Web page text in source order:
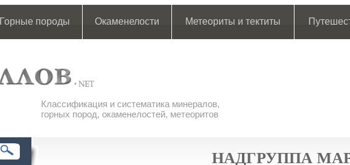
Горные породы Окаменелости Метеориты и тектиты
Классификация и систематика минералов,
горных пород, окаменелостей, метеоритов
НАДГРУППА